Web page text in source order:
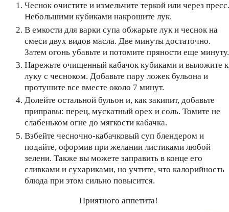
Чеснок очистите и измельчите теркой или через пресс.
Небольшими кубиками накрошите лук.
В емкости для варки супа обжарьте лук и чеснок на
смеси двух видов масла. Две минуты достаточно.
Затем огонь убавьте и потомите пряности еще минуту.
Нарежьте очищенный кабачок кубиками и выложите к
луку с чесноком. Добавьте пару ложек бульона и
протушите все вместе около 7 минут.
Долейте остальной бульон и, как закипит, добавьте
приправы: перец, мускатный орех и соль. Томите не
слабеньком огне до мягкости кабачка.
Взбейте чесночно-кабачковый суп блендером и
подайте, оформив при желании листиками любой
зелени. Также вы можете заправить в конце его
сливками и сухариками, но учтите, что калорийность
блюда при этом сильно повысится.
Приятного аппетита!